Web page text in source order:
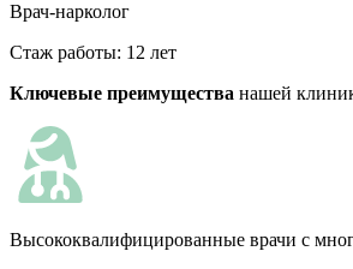
Врач-нарколог
Стаж работы: 12 лет
Ключевые преимущества нашей
Высококвалифицированные врачи с